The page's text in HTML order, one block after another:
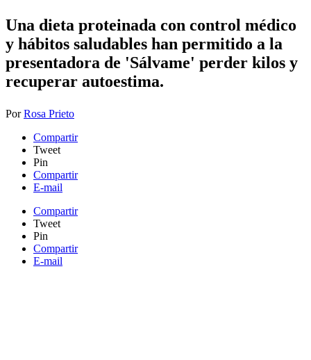
Una dieta proteinada con control médico
y hábitos saludables han permitido a la
presentadora de 'Sálvame' perder kilos y
recuperar autoestima.
PorRosa Prieto
Compartir
Tweet
Pin
Compartir
E-mail
Compartir
Tweet
Pin
Compartir
E-mail